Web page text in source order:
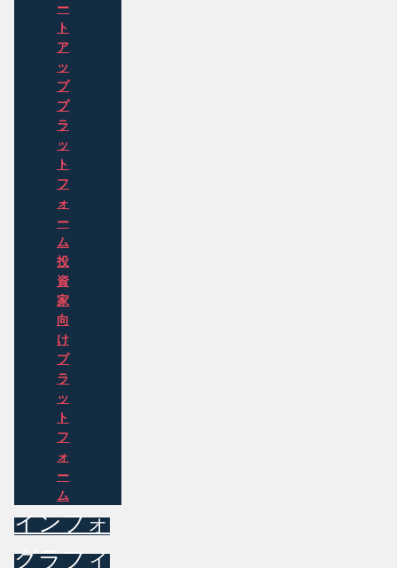
ー
ト
ア
ッ
プ
プ
ラ
ッ
ト
フ
ォ
ー
ム
投
資
家
向
け
プ
ラ
ッ
ト
フ
ォ
ー
ム
インフォ
グラフィ